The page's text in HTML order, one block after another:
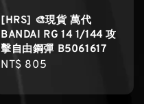
[HRS] 🎨現貨 萬代
BANDAI RG 14 1/144 攻
擊自由鋼彈 B5061617
Regular
NT$ 805